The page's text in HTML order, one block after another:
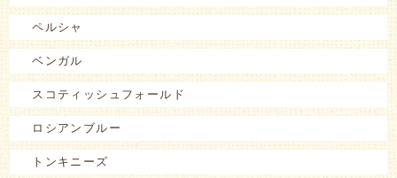
ペルシャ
ベンガル
スコティッシュフォールド
ロシアンブルー
トンキニーズ